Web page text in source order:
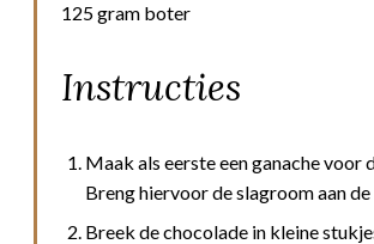
125 gram boter
Instructies
Maak als eerste een ganache voor
Breng hiervoor de slagroom aan
Breek de chocolade in kleine